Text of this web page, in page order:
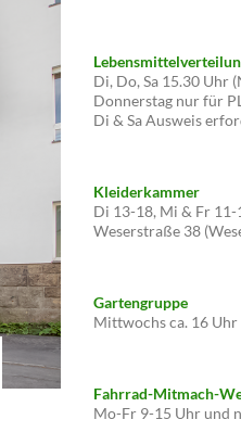
Di, Do, Sa 15.30 Uhr
Donnerstag nur für
Di & Sa Ausweis
Kleiderkammer
Di 13-18, Mi & Fr 11-
Weserstraße 38
Gartengruppe
Mittwochs ca. 16
Fahrrad-Mitmach-
Mo-Fr 9-15 Uhr und